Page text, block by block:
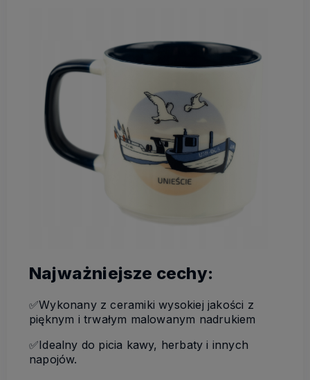
Najważniejsze cechy:
✅Wykonany z ceramiki wysokiej jakości z
pięknym i trwałym malowanym nadrukiem
✅Idealny do picia kawy, herbaty i innych
napojów.